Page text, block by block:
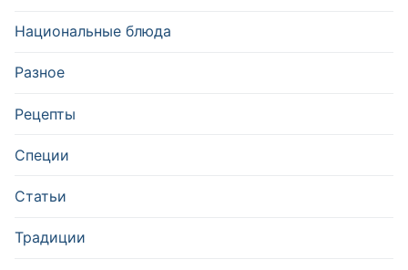
Национальные блюда
Разное
Рецепты
Специи
Статьи
Традиции